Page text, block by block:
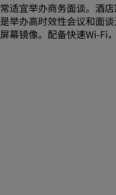
适宜举办商务面谈。酒
举办高时效性会议和面
幕镜像。配备快速Wi-Fi